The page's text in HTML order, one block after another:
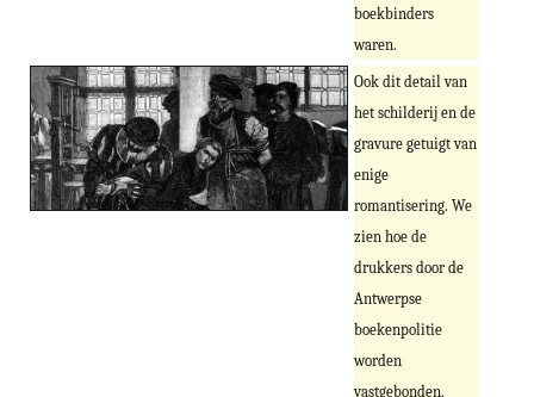
boekbinders
waren.
Ook dit detail van
het schilderij en de
gravure getuigt van
enige
romantisering. We
zien hoe de
drukkers door de
Antwerpse
boekenpolitie
worden
vastgebonden.